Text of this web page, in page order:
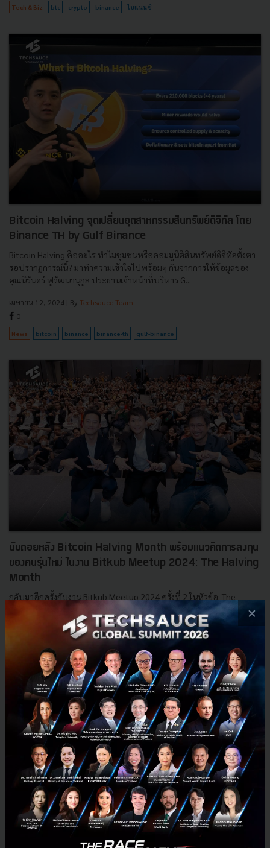
Tech & Biz btc crypto binance ไบแนนซ์
Bitcoin Halving จุดเปลี่ยนอุตสาหกรรมสินทรัพย์ดิจิทัล โดย
Binance TH by Gulf Binance
Bitcoin Halving คืออะไร ทำไมชุมชนหรือคอมมูนิตีสินทรัพย์ดิจิทัลตั้งตา
รอปรากฏการณ์นี้? มาทำความเข้าใจไปพร้อมๆ กันจากการให้ข้อมูลของ
คุณนิรันดร์ ฟูวัฒนานุกูล ประธานเจ้าหน้าที่บริหาร G...
เมษายน 12, 2024 | By Techsauce Team
0
News bitcoin binance binance-th gulf-binance
นับถอยหลัง Bitcoin Halving Month พร้อมแนวคิดการลงทุน
ของคนรุ่นใหม่ ในงาน Bitkub Meetup 2024: The Halving
Month
กลับมาอีกครั้งกับงาน Bitkub Meetup 2024 ครั้งที่ 2 ในหัวข้อ: The
Halving Month ร่วมนับถอยหลังสู่เดือนแห่ง Bitcoin Halving บทความนี้
จะพาไปเจาะลึกถึงประวัติศาสตร์ของ Cryptocurrency แ...
Tech & Biz bitkub bitcoin-halving
×